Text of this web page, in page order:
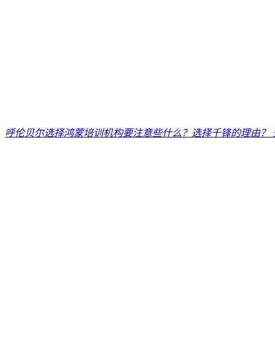
呼伦贝尔选择鸿蒙培训机构要注意些什么？选择千锋的理由？